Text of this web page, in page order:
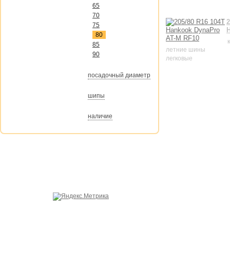
65
70
75
80
85
90
посадочный диаметр
шипы
наличие
летние шины
легковые